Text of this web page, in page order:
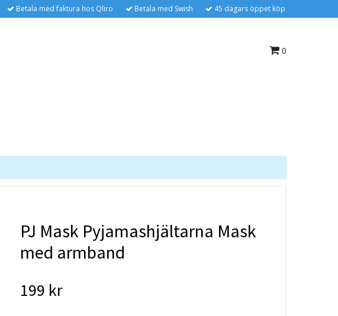
Betala med faktura hos Qliro Betala med Swish 45 dagars öppet köp
0
PJ Mask Pyjamashjältarna Mask
med armband
199 kr